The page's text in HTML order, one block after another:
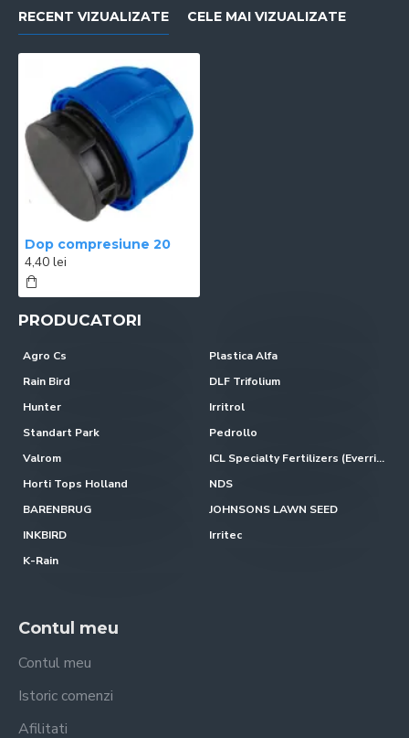
RECENT VIZUALIZATE CELE MAI VIZUALIZATE
Dop compresiune 20
4,40 lei
PRODUCATORI
Agro Cs
Plastica Alfa
Rain Bird
DLF Trifolium
Hunter
Irritrol
Standart Park
Pedrollo
Valrom
ICL Specialty Fertilizers (Everris-Scotts)
Horti Tops Holland
NDS
BARENBRUG
JOHNSONS LAWN SEED
INKBIRD
Irritec
K-Rain
Contul meu
Contul meu
Istoric comenzi
Afilitati